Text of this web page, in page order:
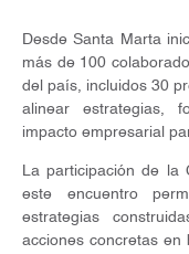
Desde Santa Marta
más de 100
del país, incluidos 30
alinear estrategias,
impacto empresarial
La participación de la
este encuentro
estrategias
acciones concretas en